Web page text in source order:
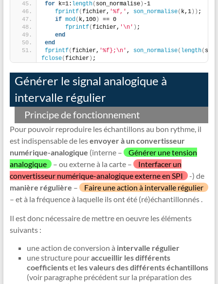
for k=1: length( son_normalise) -1
fprintf(fichier, '%f,' , son_normalise( k,1)) ;
if mod( k,100)
== 0
fprintf(fichier, '\n' ) ;
end
end
fprintf(fichier, '%f};\n' , son_normalise( length(
fclose(fichier) ;
Générer le signal analogique à
intervalle régulier
Principe de fonctionnement
Pour pouvoir reproduire les échantillons au bon rythme, il
est indispensable de lesenvoyer à un convertisseur
numérique-analogique (interne –
Générer une tension
analogique – ou externe à la carte –
Interfacer un
convertisseur numérique-analogique externe en SPI -) de
manière régulière –
Faire une action à intervalle régulier
– et à la fréquence à laquelle ils ont été (ré)échantillonnés .
Il est donc nécessaire de mettre en oeuvre les éléments
suivants :
une action de conversion à intervalle régulier
une structure pouraccueillir les différents
coefficientset les valeurs des différents échantillons
(voir paragraphe précédent sur la préparation des